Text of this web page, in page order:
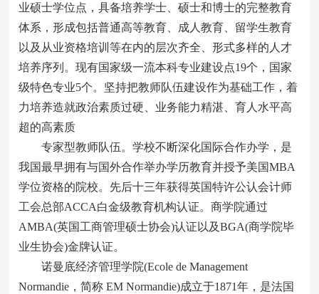
业硕士学位点，具备培养学士、硕士和博士的完整教育
体系，形成包括普通高等教育、成人教育、留学生教育
以及从业资格培训等在内的层次齐全、形式多样的人才
培养序列。现有国家级一流本科专业建设点19个，国家
级特色专业5个。坚持把教师队伍建设作为基础工作，着
力培养造就政治素质过硬、业务能力精湛、育人水平高
超的高素质
专家型教师队伍。学校不断深化国际合作办学，是
我国最早拥有与国外合作举办学历教育并授予美国MBA
学位资格的院校。先后十三年获得英国特许公认会计师
工会总部ACCA白金级教育机构认证。商学院通过
AMBA(英国工商管理硕士协会)认证以及BGA(商学院毕
业生协会)金牌认证。
诺曼底经济管理学院(Ecole de Management
Normandie，简称 EM Normandie)成立于1871年，是法国